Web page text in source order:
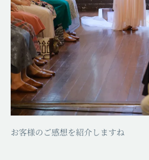
お客様のご感想を紹介しますね